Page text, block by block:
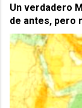
Un verdadero
de antes, pero